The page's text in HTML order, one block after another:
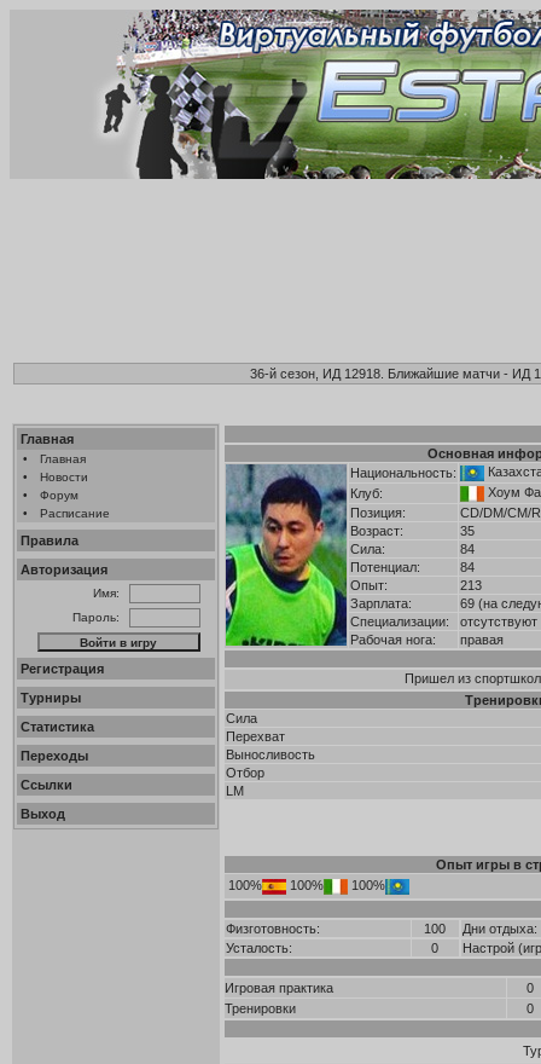
36-й сезон, ИД 12918. Ближайшие матчи - ИД
Главная
•
Главная
•
Новости
•
Форум
•
Расписание
Правила
Авторизация
Имя:
Пароль:
Регистрация
Турниры
Статистика
Переходы
Ссылки
Выход
Основная
Национальность:
Клуб:
Хоум
Позиция:
CD/DM/CM/
Возраст:
35
Сила:
84
Потенциал:
84
Опыт:
213
Зарплата:
69 (на
Специализации:
отсутствуют
Рабочая нога:
правая
Пришел из
Сила
Перехват
Выносливость
Отбор
LM
Опыт игры в
100%
100% 100%
Физготовность: 100
Дни отдыха:
Усталость:
0 Настрой
Игровая практика
0
Тренировки
0